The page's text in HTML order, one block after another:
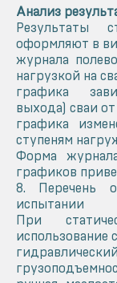
Анализ
Результаты
оформляют в
журнала
нагрузкой на
графика
выхода) сваи
графика
ступеням
Форма
графиков
8. Перечень
испытании
При
использование